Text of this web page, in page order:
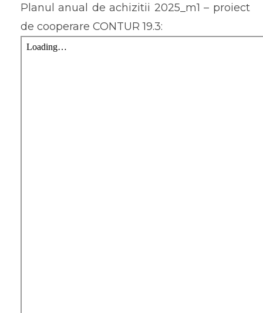
Planul anual de achizitii 2025_m1 – proiect
de cooperare CONTUR 19.3: